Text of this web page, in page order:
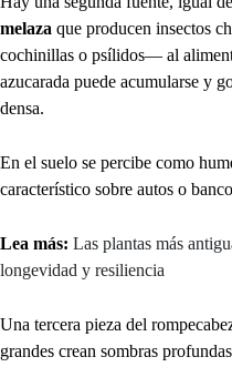
melaza que producen insectos
cochinillas o psílidos— al
azucarada puede acumularse y
densa.
En el suelo se percibe como
característico sobre autos o
Lea más: Las plantas más
longevidad y resiliencia
Una tercera pieza del
grandes crean sombras